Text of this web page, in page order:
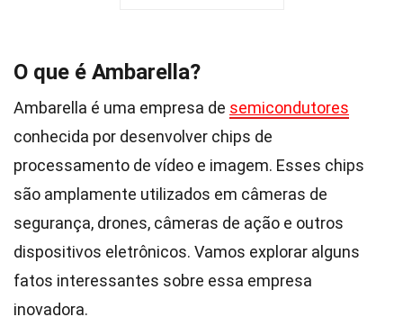
O que é Ambarella?
Ambarella é uma empresa de semicondutores
conhecida por desenvolver chips de
processamento de vídeo e imagem. Esses chips
são amplamente utilizados em câmeras de
segurança, drones, câmeras de ação e outros
dispositivos eletrônicos. Vamos explorar alguns
fatos interessantes sobre essa empresa
inovadora.